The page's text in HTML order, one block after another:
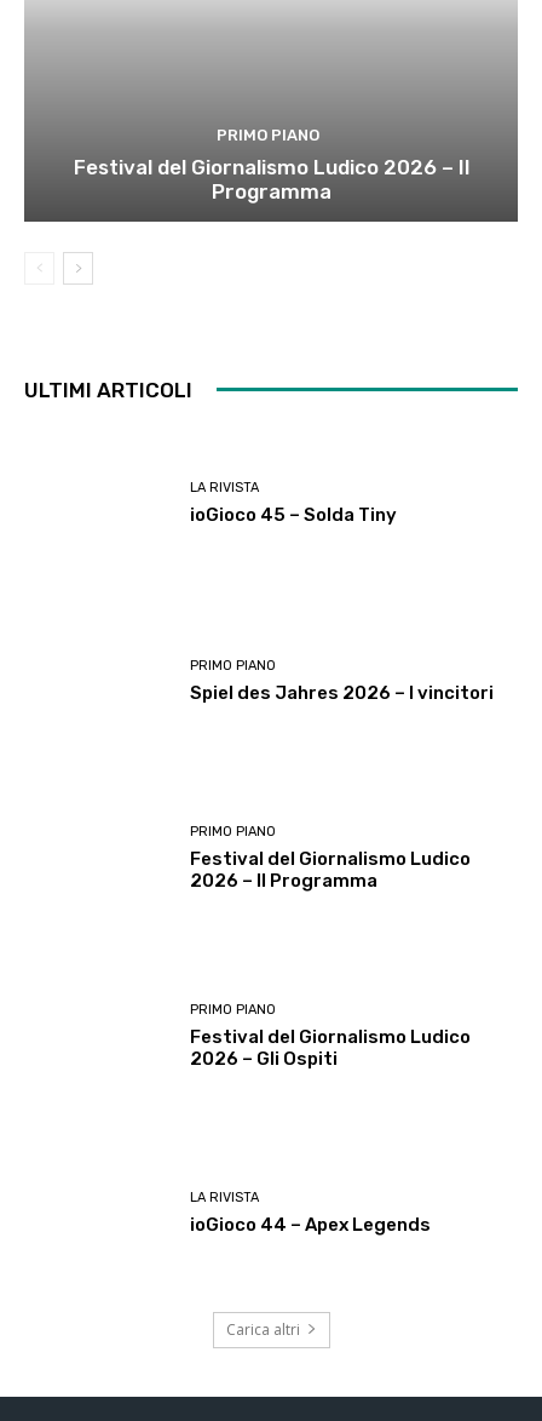
PRIMO PIANO
Festival del Giornalismo Ludico 2026 – Il
Programma
ULTIMI ARTICOLI
LA RIVISTA
ioGioco 45 – Solda Tiny
PRIMO PIANO
Spiel des Jahres 2026 – I vincitori
PRIMO PIANO
Festival del Giornalismo Ludico
2026 – Il Programma
PRIMO PIANO
Festival del Giornalismo Ludico
2026 – Gli Ospiti
LA RIVISTA
ioGioco 44 – Apex Legends
Carica altri